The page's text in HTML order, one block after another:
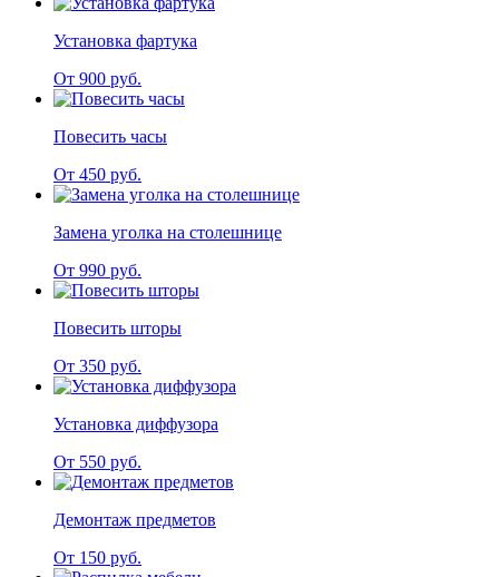
Установка фартука
От 900 руб.
Повесить часы
От 450 руб.
Замена уголка на столешнице
От 990 руб.
Повесить шторы
От 350 руб.
Установка диффузора
От 550 руб.
Демонтаж предметов
От 150 руб.